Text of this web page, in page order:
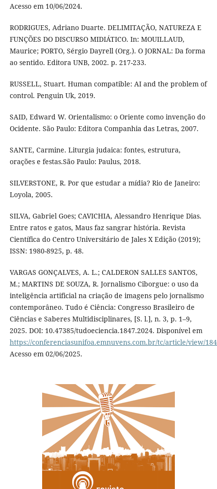
Acesso em 10/06/2024.
RODRIGUES, Adriano Duarte. DELIMITAÇÃO, NATUREZA E
FUNÇÕES DO DISCURSO MIDIÁTICO. In: MOUILLAUD,
Maurice; PORTO, Sérgio Dayrell (Org.). O JORNAL: Da forma
ao sentido. Editora UNB, 2002. p. 217-233.
RUSSELL, Stuart. Human compatible: AI and the problem of
control. Penguin Uk, 2019.
SAID, Edward W. Orientalismo: o Oriente como invenção do
Ocidente. São Paulo: Editora Companhia das Letras, 2007.
SANTE, Carmine. Liturgia judaica: fontes, estrutura,
orações e festas.São Paulo: Paulus, 2018.
SILVERSTONE, R. Por que estudar a mídia? Rio de Janeiro:
Loyola, 2005.
SILVA, Gabriel Goes; CAVICHIA, Alessandro Henrique Dias.
Entre ratos e gatos, Maus faz sangrar história. Revista
Científica do Centro Universitário de Jales X Edição (2019);
ISSN: 1980-8925, p. 48.
VARGAS GONÇALVES, A. L.; CALDERON SALLES SANTOS,
M.; MARTINS DE SOUZA, R. Jornalismo Ciborgue: o uso da
inteligência artificial na criação de imagens pelo jornalismo
contemporâneo. Tudo é Ciência: Congresso Brasileiro de
Ciências e Saberes Multidisciplinares, [S. l.], n. 3, p. 1–9,
2025. DOI: 10.47385/tudoeciencia.1847.2024. Disponível em
https://conferenciasunifoa.emnuvens.com.br/tc/article/view/
Acesso em 02/06/2025.